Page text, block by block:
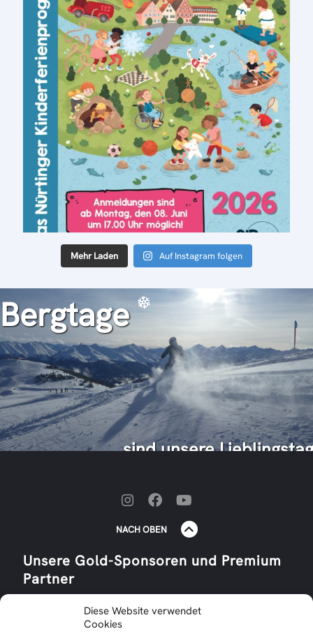
Diese Website verwendet
Cookies
Mehr Laden Auf Instagram folgen
Bergtage
... sind unsere
NACH OBEN
Unsere Gold-Sponsoren und Premium
Partner